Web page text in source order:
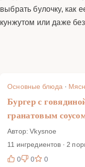
выбрать булочку, как
кунжутом или даже
Основные блюда ·
Бургер с
гранатовым
Автор: Vkysnoe
11 ингредиентов · 2
0
0 0